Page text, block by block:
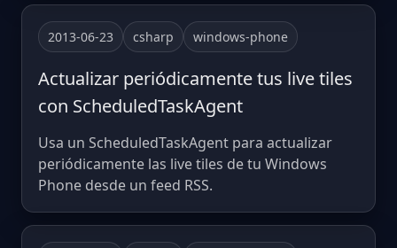
2013-06-23 csharp windows-phone
Actualizar periódicamente tus live tiles
con ScheduledTaskAgent
Usa un ScheduledTaskAgent para actualizar
periódicamente las live tiles de tu Windows
Phone desde un feed RSS.